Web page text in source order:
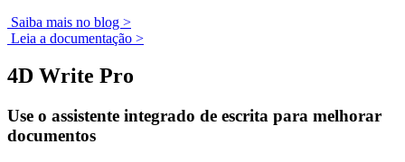
Saiba mais no blog >
Leia a documentação >
4D Write Pro
Use o assistente integrado de escrita para melhorar
documentos